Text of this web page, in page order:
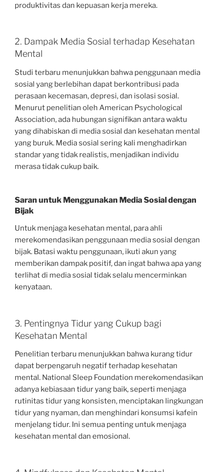
produktivitas dan kepuasan kerja mereka.
2. Dampak Media Sosial terhadap Kesehatan
Mental
Studi terbaru menunjukkan bahwa penggunaan media
sosial yang berlebihan dapat berkontribusi pada
perasaan kecemasan, depresi, dan isolasi sosial.
Menurut penelitian oleh American Psychological
Association, ada hubungan signifikan antara waktu
yang dihabiskan di media sosial dan kesehatan mental
yang buruk. Media sosial sering kali menghadirkan
standar yang tidak realistis, menjadikan individu
merasa tidak cukup baik.
Saran untuk Menggunakan Media Sosial dengan
Bijak
Untuk menjaga kesehatan mental, para ahli
merekomendasikan penggunaan media sosial dengan
bijak. Batasi waktu penggunaan, ikuti akun yang
memberikan dampak positif, dan ingat bahwa apa yang
terlihat di media sosial tidak selalu mencerminkan
kenyataan.
3. Pentingnya Tidur yang Cukup bagi
Kesehatan Mental
Penelitian terbaru menunjukkan bahwa kurang tidur
dapat berpengaruh negatif terhadap kesehatan
mental. National Sleep Foundation merekomendasikan
adanya kebiasaan tidur yang baik, seperti menjaga
rutinitas tidur yang konsisten, menciptakan lingkungan
tidur yang nyaman, dan menghindari konsumsi kafein
menjelang tidur. Ini semua penting untuk menjaga
kesehatan mental dan emosional.